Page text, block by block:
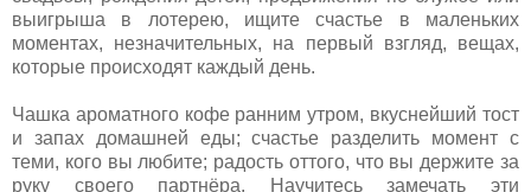
выигрыша в лотерею, ищите счастье в маленьких
моментах, незначительных, на первый взгляд, вещах,
которые происходят каждый день.
Чашка ароматного кофе ранним утром, вкуснейший тост
и запах домашней еды; счастье разделить момент с
теми, кого вы любите; радость оттого, что вы держите за
руку своего партнёра. Научитесь замечать эти